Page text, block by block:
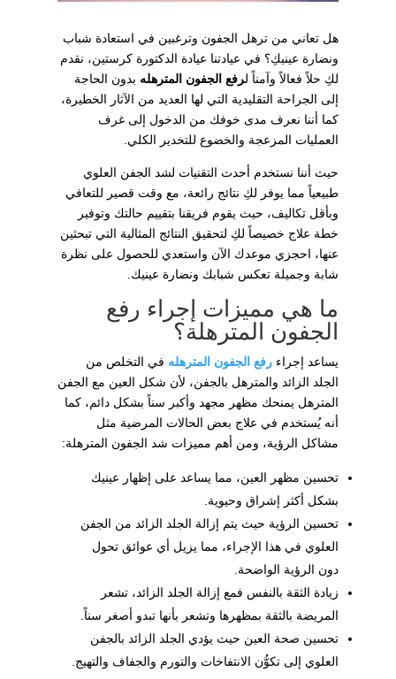
هل تعاني من ترهل الجفون وترغبين في استعادة شباب
ونضارة عينيكِ؟ في عيادتنا عيادة الدكتورة كرستين، نقدم
لكِ حلاً فعالاً وآمناً لرفع الجفون المترهله بدون الحاجة
إلى الجراحة التقليدية التي لها العديد من الآثار الخطيرة،
كما أننا نعرف مدى خوفك من الدخول إلى غرف
العمليات المزعجة والخضوع للتخدير الكلي.
حيث أننا نستخدم أحدث التقنيات لشد الجفن العلوي
طبيعياً مما يوفر لكِ نتائج رائعة، مع وقت قصير للتعافي
وبأقل تكاليف، حيث يقوم فريقنا بتقييم حالتك وتوفير
خطة علاج خصيصاً لكِ لتحقيق النتائج المثالية التي تبحثين
عنها، احجزي موعدك الآن واستعدي للحصول على نظرة
شابة وجميلة تعكس شبابك ونضارة عينيك.
ما هي مميزات إجراء رفع
الجفون المترهلة؟
يساعد إجراء رفع الجفون المترهله في التخلص من
الجلد الزائد والمترهل بالجفن، لأن شكل العين مع الجفن
المترهل يمنحك مظهر مجهد وأكبر سناً بشكل دائم، كما
أنه يُستخدم في علاج بعض الحالات المرضية مثل
مشاكل الرؤية، ومن أهم مميزات شد الجفون المترهلة:
تحسين مظهر العين، مما يساعد على إظهار عينيك
بشكل أكثر إشراق وحيوية.
تحسين الرؤية حيث يتم إزالة الجلد الزائد من الجفن
العلوي في هذا الإجراء، مما يزيل أي عوائق تحول
دون الرؤية الواضحة.
زيادة الثقة بالنفس فمع إزالة الجلد الزائد، تشعر
المريضة بالثقة بمظهرها وتشعر بأنها تبدو أصغر سناً.
تحسين صحة العين حيث يؤدي الجلد الزائد بالجفن
العلوي إلى تكوُّن الانتفاخات والتورم والجفاف والتهيج.